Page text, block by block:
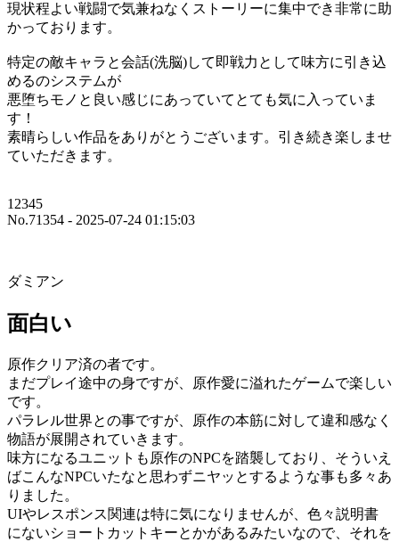
現状程よい戦闘で気兼ねなくストーリーに集中でき非常に助
かっております。
特定の敵キャラと会話(洗脳)して即戦力として味方に引き込
めるのシステムが
悪堕ちモノと良い感じにあっていてとても気に入っていま
す！
素晴らしい作品をありがとうございます。引き続き楽しませ
ていただきます。
12345
No.71354 - 2025-07-24 01:15:03
ダミアン
面白い
原作クリア済の者です。
まだプレイ途中の身ですが、原作愛に溢れたゲームで楽しい
です。
パラレル世界との事ですが、原作の本筋に対して違和感なく
物語が展開されていきます。
味方になるユニットも原作のNPCを踏襲しており、そういえ
ばこんなNPCいたなと思わずニヤッとするような事も多々あ
りました。
UIやレスポンス関連は特に気になりませんが、色々説明書
にないショートカットキーとかがあるみたいなので、それを